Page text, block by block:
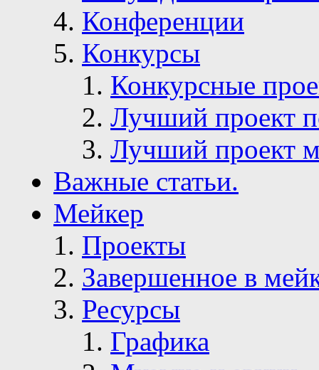
Конференции
Конкурсы
Конкурсные
Лучший проект
Лучший проект
Важные статьи.
Мейкер
Проекты
Завершенное в
Ресурсы
Графика